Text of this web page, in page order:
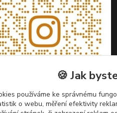
🍪 Jak
používáme ke správnému
o webu, měření efektivity